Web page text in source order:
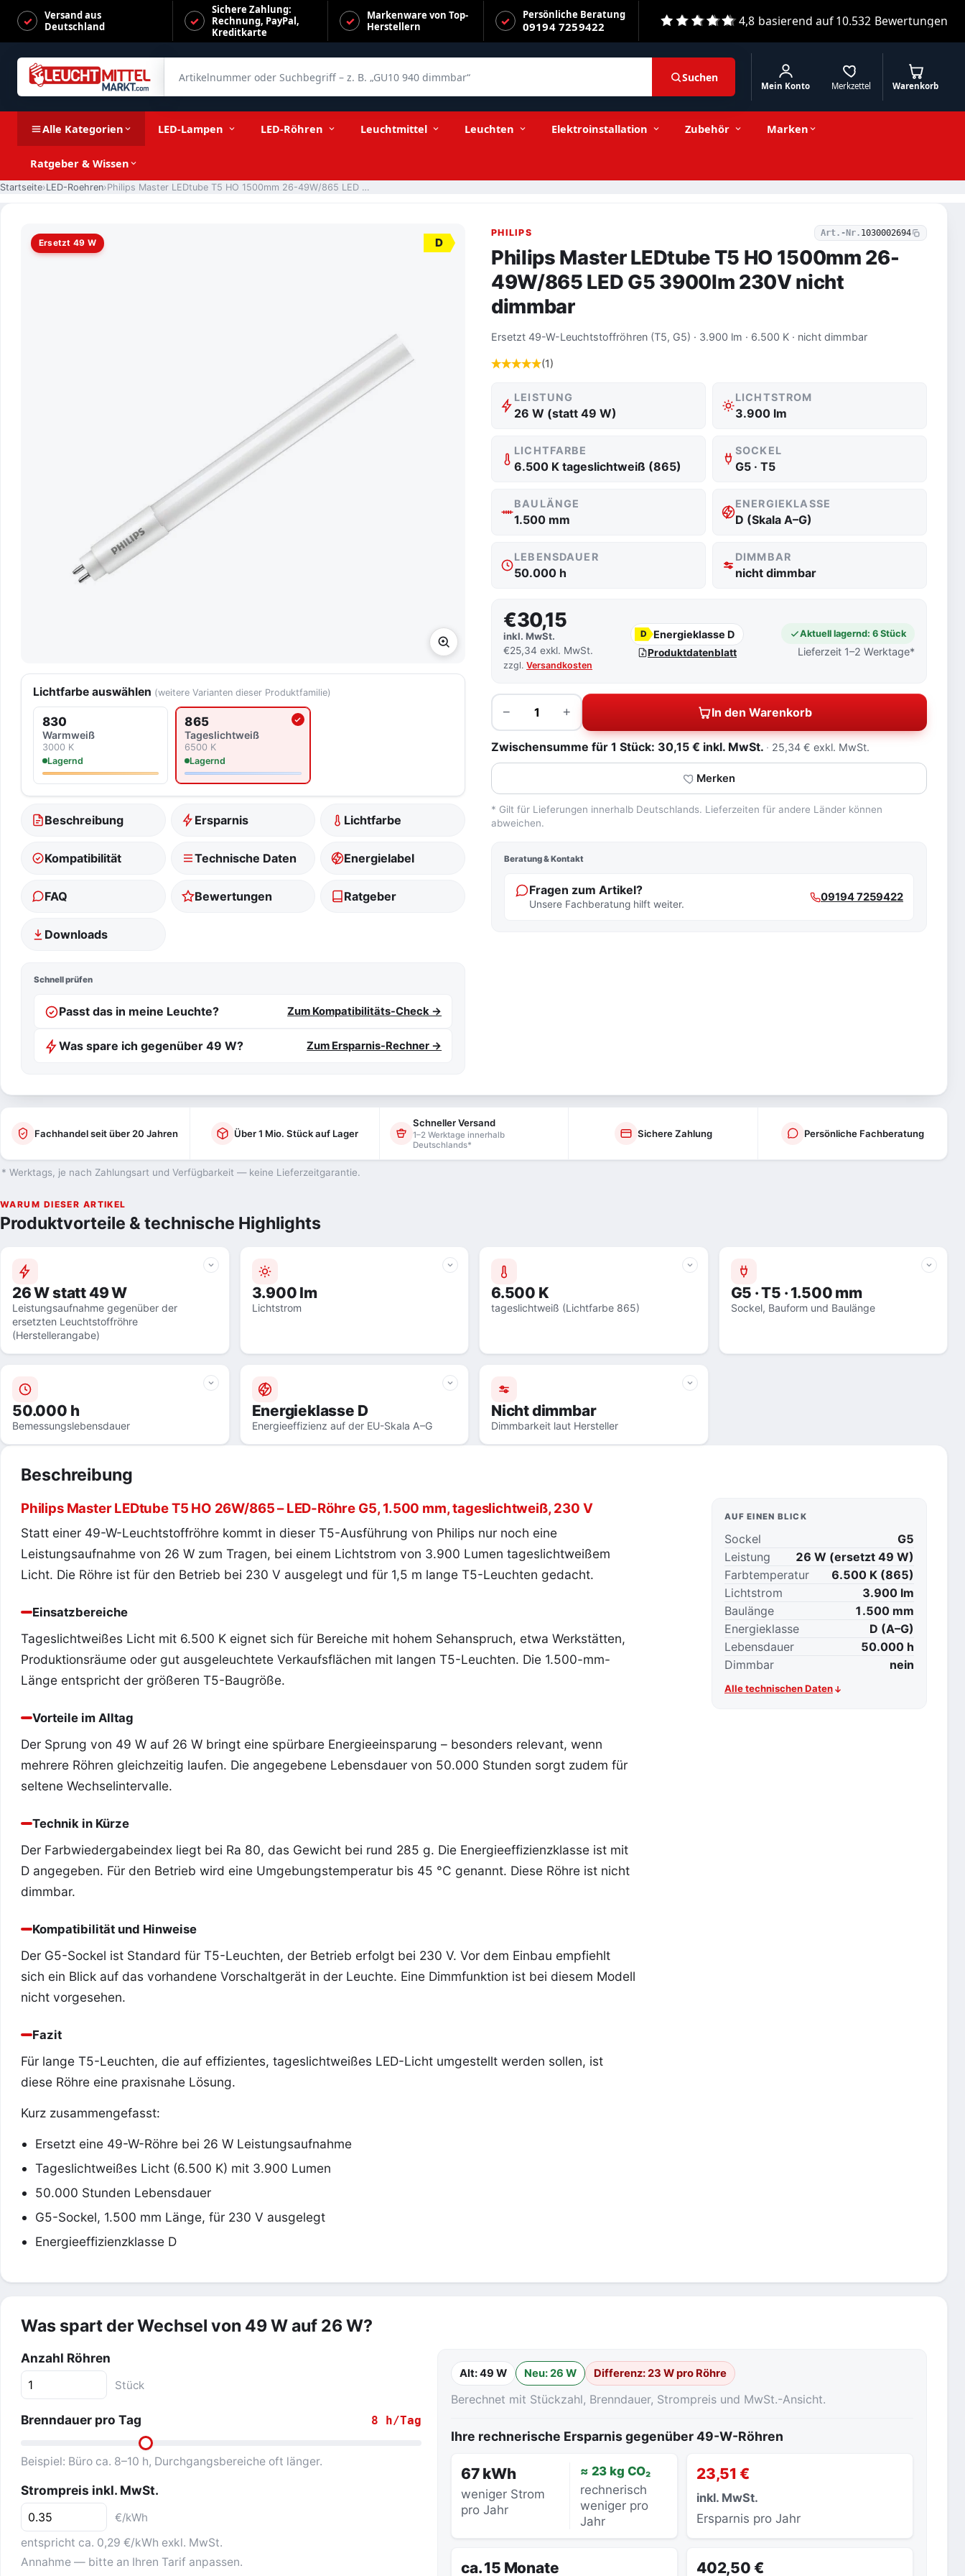
Versand aus
Deutschland
Sichere Zahlung:
Rechnung, PayPal,
Kreditkarte
Markenware von Top-
Herstellern
Persönliche Beratung
09194 7259422 4,8 basierend auf10.532 Bewertungen
Suchen
Merkzettel
Mein Konto Warenkorb
Alle Kategorien LED-Lampen LED-Röhren Leuchtmittel Leuchten Elektroinstallation Zubehör Marken
Ratgeber & Wissen
Startseite LED-Roehren Philips Master LEDtube T5 HO 1500mm 26-49W/865 LED G5 3900lm 230V nicht dimmbar
PHILIPS Art.-Nr. 1030002694
Philips Master LEDtube T5 HO 1500mm 26-
49W/865 LED G5 3900lm 230V nicht
dimmbar
Ersetzt 49-W-Leuchtstoffröhren (T5, G5) · 3.900 lm · 6.500 K · nicht dimmbar
(1)
Ersetzt 49 W D
Lichtfarbe auswählen (weitere Varianten dieser Produktfamilie)
830
Warmweiß
3000 K
Lagernd
865
Tageslicht­weiß
6500 K
Lagernd
Aktuell ausgewählte Lichtfarbe
Beschreibung Ersparnis Lichtfarbe
Kompatibilität Technische Daten Energielabel
FAQ Bewertungen Ratgeber
Downloads
Schnell prüfen
Passt das in meine Leuchte? Zum Kompatibilitäts-Check →
Was spare ich gegenüber 49 W? Zum Ersparnis-Rechner →
LEISTUNG
26 W (statt 49 W)
LICHTSTROM
3.900 lm
LICHTFARBE
6.500 K tageslichtweiß (865)
SOCKEL
G5 · T5
BAULÄNGE
1.500 mm
ENERGIEKLASSE
D (Skala A–G)
LEBENSDAUER
50.000 h
DIMMBAR
nicht dimmbar
€30,15
inkl. MwSt.
€25,34 exkl. MwSt.
zzgl.Versandkosten
D Energieklasse D
Produktdatenblatt
Aktuell lagernd: 6 Stück
Lieferzeit 1–2 Werktage*
−
Menge
+ In den Warenkorb
Zwischensumme für 1 Stück: 30,15 € inkl. MwSt. 25,34 € exkl. MwSt.
Merken
* Gilt für Lieferungen innerhalb Deutschlands. Lieferzeiten für andere Länder können
abweichen.
Beratung & Kontakt
Fragen zum Artikel?
Unsere Fachberatung hilft weiter.
09194 7259422
Fachhandel seit über 20 Jahren Über 1 Mio. Stück auf Lager
Schneller Versand
1–2 Werktage innerhalb
Deutschlands*
Sichere Zahlung Persönliche Fachberatung
* Werktags, je nach Zahlungsart und Verfügbarkeit — keine Lieferzeitgarantie.
Philips Master LEDtube T5 HO 1500mm 26-49W/865 LED G5 3900lm 230V nicht dimmbar −
Stückzahl + In den Warenkorb
WARUM DIESER ARTIKEL
Produktvorteile & technische Highlights
26 W statt 49 W
Leistungsaufnahme gegenüber der
ersetzten Leuchtstoffröhre
(Herstellerangabe)
3.900 lm
Lichtstrom
6.500 K
tageslichtweiß (Lichtfarbe 865)
G5 · T5 · 1.500 mm
Sockel, Bauform und Baulänge
50.000 h
Bemessungslebensdauer
Energieklasse D
Energieeffizienz auf der EU-Skala A–G
Nicht dimmbar
Dimmbarkeit laut Hersteller
Beschreibung
Philips Master LEDtube T5 HO 26W/865 – LED-Röhre G5, 1.500 mm, tageslichtweiß, 230 V
Statt einer 49-W-Leuchtstoffröhre kommt in dieser T5-Ausführung von Philips nur noch eine
Leistungsaufnahme von 26 W zum Tragen, bei einem Lichtstrom von 3.900 Lumen tageslichtweißem
Licht. Die Röhre ist für den Betrieb bei 230 V ausgelegt und für 1,5 m lange T5-Leuchten gedacht.
Einsatzbereiche
Tageslichtweißes Licht mit 6.500 K eignet sich für Bereiche mit hohem Sehanspruch, etwa Werkstätten,
Produktionsräume oder gut ausgeleuchtete Verkaufsflächen mit langen T5-Leuchten. Die 1.500-mm-
Länge entspricht der größeren T5-Baugröße.
Vorteile im Alltag
Der Sprung von 49 W auf 26 W bringt eine spürbare Energieeinsparung – besonders relevant, wenn
mehrere Röhren gleichzeitig laufen. Die angegebene Lebensdauer von 50.000 Stunden sorgt zudem für
seltene Wechselintervalle.
Technik in Kürze
Der Farbwiedergabeindex liegt bei Ra 80, das Gewicht bei rund 285 g. Die Energieeffizienzklasse ist mit
D angegeben. Für den Betrieb wird eine Umgebungstemperatur bis 45 °C genannt. Diese Röhre ist nicht
dimmbar.
Kompatibilität und Hinweise
Der G5-Sockel ist Standard für T5-Leuchten, der Betrieb erfolgt bei 230 V. Vor dem Einbau empfiehlt
sich ein Blick auf das vorhandene Vorschaltgerät in der Leuchte. Eine Dimmfunktion ist bei diesem Modell
nicht vorgesehen.
Fazit
Für lange T5-Leuchten, die auf effizientes, tageslichtweißes LED-Licht umgestellt werden sollen, ist
diese Röhre eine praxisnahe Lösung.
Kurz zusammengefasst:
Ersetzt eine 49-W-Röhre bei 26 W Leistungsaufnahme
Tageslichtweißes Licht (6.500 K) mit 3.900 Lumen
50.000 Stunden Lebensdauer
G5-Sockel, 1.500 mm Länge, für 230 V ausgelegt
Energieeffizienzklasse D
AUF EINEN BLICK
Sockel
G5
Leistung
26 W (ersetzt 49 W)
Farbtemperatur
6.500 K (865)
Lichtstrom
3.900 lm
Baulänge
1.500 mm
Energieklasse
D (A–G)
Lebensdauer
50.000 h
Dimmbar
nein
Alle technischen Daten
Was spart der Wechsel von 49 W auf 26 W?
Anzahl Röhren
Stück
Brenndauer pro Tag 8 h/Tag
Beispiel: Büro ca. 8–10 h, Durchgangsbereiche oft länger.
Strompreis inkl. MwSt.
€/kWh
entspricht ca. 0,29 €/kWh exkl. MwSt.
Annahme — bitte an Ihren Tarif anpassen.
Alt: 49 W Neu: 26 W Differenz: 23 W pro Röhre
Berechnet mit Stückzahl, Brenndauer, Strompreis und MwSt.-Ansicht.
Ihre rechnerische Ersparnis gegenüber 49-W-Röhren
67 kWh
weniger Strom
pro Jahr
≈ 23 kg CO₂
rechnerisch
weniger pro
Jahr
23,51 €
inkl. MwSt.
Ersparnis pro Jahr
ca. 15 Monate 402,50 €